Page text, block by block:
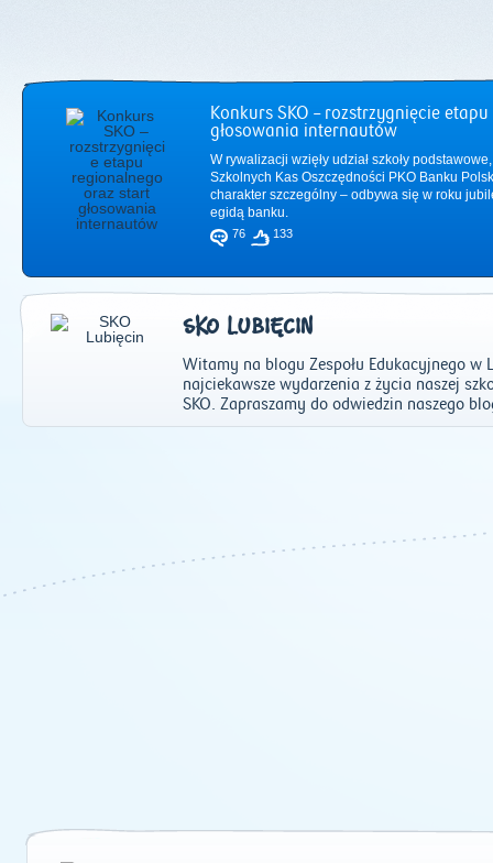
Konkurs SKO – rozstrzygnięcie
głosowania internautów
W rywalizacji wzięły udział szkoły
Szkolnych Kas Oszczędności PKO Banku
charakter szczególny – odbywa się w roku
egidą banku.
76 133
SKO LUBIĘCIN
Witamy na blogu Zespołu Edukacyjnego w
najciekawsze wydarzenia z życia naszej
SKO. Zapraszamy do odwiedzin naszego